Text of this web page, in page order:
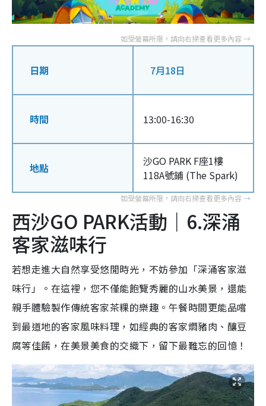
日期 7月18日
時間 13:00-16:30
地點
沙GO PARK F座1樓
118A號鋪 (The Spark)
西沙GO PARK活動｜6.深涌
客家滋味行
若想走進大自然享受悠閒時光，不妨參加「深涌客家滋
味行」。在這裡，您不僅能飽覽秀麗的山水美景，還能
親手體驗製作傳統客家茶粿的樂趣。午餐時間更能品嚐
到最道地的客家風味料理，如經典的客家燜豬肉、釀豆
腐等佳餚，在美景美食的交織下，留下最難忘的回憶！